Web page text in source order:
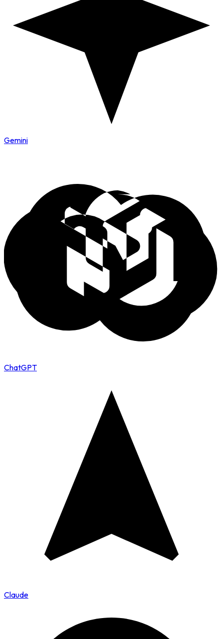
Gemini
ChatGPT
Claude